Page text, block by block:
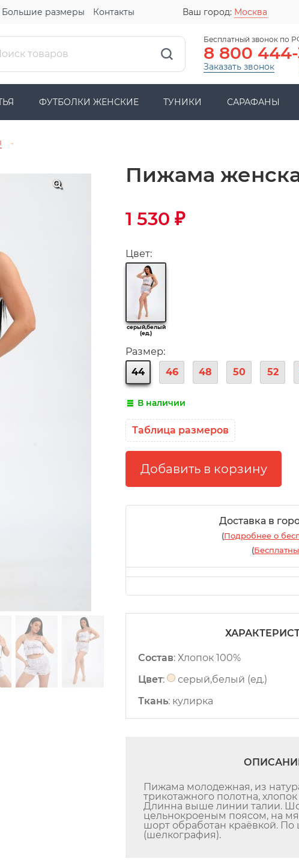
Большие размеры Контакты Ваш город: Москва
Бесплатный звонок по
8 800
Заказать звонок
ФУТБОЛКИ ЖЕНСКИЕ ТУНИКИ САРАФАНЫ
→
Пижама
1 530 ₽
Цвет:
серый,белый
(ед.)
Размер:
44
46 48 50 52
В наличии
Таблица размеров
Доставка в
(Подробнее о
(
Состав: Хлопок 100%
Цвет:
серый,белый (ед.)
Ткань: кулирка
Пижама молодежная, из
трикотажного полотна,
Длинна выше линии талии.
цельнокроеным поясом, на
шорт обработан краёвкой. По
(шелкография).